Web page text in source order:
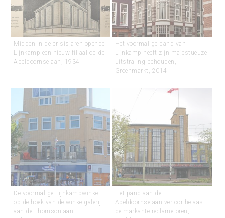
Midden in de crisisjaren opende
Lijnkamp een nieuw filiaal op de
Apeldoornselaan, 1934
Het voormalige pand van
Lijnkamp heeft zijn majestueuze
uitstraling behouden,
Groenmarkt, 2014
De voormalige Lijnkampwinkel
op de hoek van de winkelgalerij
aan de Thomsonlaan –
Het pand aan de
Apeldoornselaan verloor helaas
de markante reclametoren,